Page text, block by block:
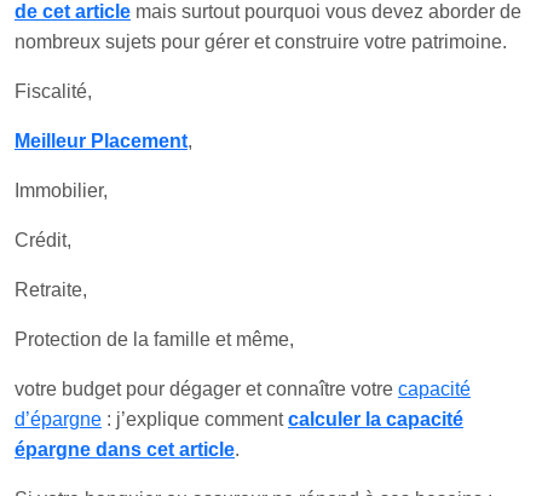
de cet article mais surtout pourquoi vous devez aborder de
nombreux sujets pour gérer et construire votre patrimoine.
Fiscalité,
Meilleur Placement,
Immobilier,
Crédit,
Retraite,
Protection de la famille et même,
votre budget pour dégager et connaître votre capacité
d’épargne : j’explique commentcalculer la capacité
épargne dans cet article.